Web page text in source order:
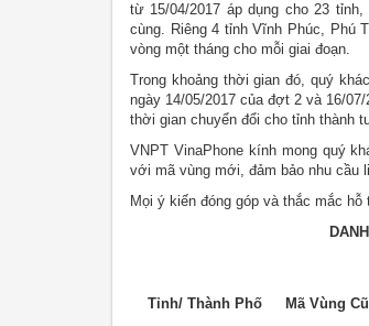
từ 15/04/2017 áp dụng cho 23
cùng. Riêng 4 tỉnh Vĩnh Phúc, Phú
vòng một tháng cho mỗi giai đoạn.
Trong khoảng thời gian đó, quý
ngày 14/05/2017 của đợt 2 và 16/
thời gian chuyển đổi cho tỉnh thành
VNPT VinaPhone kính mong quý
với mã vùng mới, đảm bảo nhu cầu
Mọi ý kiến đóng góp và thắc mắc
Tỉnh/ Thành Phố Mã Vùng Cũ